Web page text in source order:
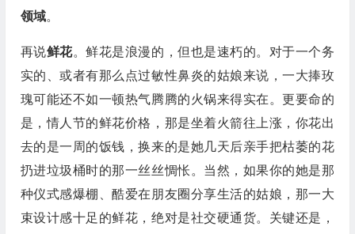
领域。
再说鲜花。鲜花是浪漫的，但也是速朽的。对于一个务
实的、或者有那么点过敏性鼻炎的姑娘来说，一大捧玫
瑰可能还不如一顿热气腾腾的火锅来得实在。更要命的
是，情人节的鲜花价格，那是坐着火箭往上涨，你花出
去的是一周的饭钱，换来的是她几天后亲手把枯萎的花
扔进垃圾桶时的那一丝丝惆怅。当然，如果你的她是那
种仪式感爆棚、酷爱在朋友圈分享生活的姑娘，那一大
束设计感十足的鲜花，绝对是社交硬通货。关键还是，